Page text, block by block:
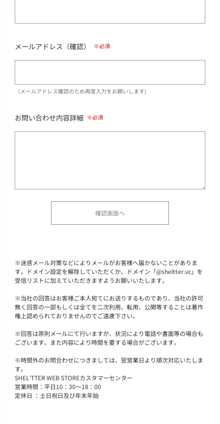
メールアドレス（確認）
（メールアドレス確認のため再度入力をお願いします)
お問い合わせ内容詳細
※迷惑メール対策などによりメールがお客様へ届かないことがありま
す。ドメイン設定を解除していただくか、ドメイン「@sheltter.vc」を
受信リストに加えていただきますようお願いいたします。
※当社の回答はお客様ご本人宛てにお送りするものであり、当社の許可
無く回答の一部もしくは全てを二次利用、転用、公開等することは著作
権上認められておりませんのでご遠慮下さい。
※回答は原則メールにて行いますが、状況により電話や書面等の場合も
ございます。また内容により時間を要する場合がございます。
※時間外のお問合わせにつきましては、翌営業日より順次対応いたしま
す。
SHEL'TTER WEB STOREカスタマーセンター
営業時間：平日10：30～18：00
定休日 ：土日祝日及び年末年始